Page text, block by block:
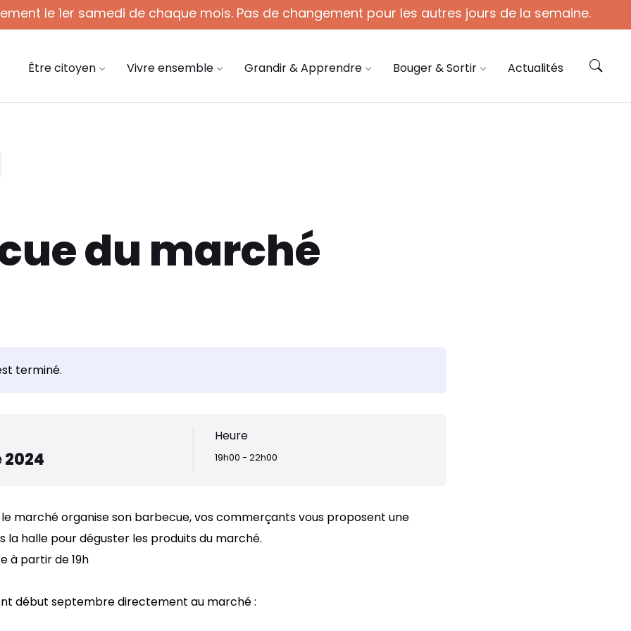
le 1er samedi de chaque mois. Pas de changement pour les autres jours de la semaine.
(1er sam. du mois)
Être citoyen Vivre ensemble Grandir & Apprendre Bouger & Sortir Actualités
du marché
terminé.
Heure
19h00 - 22h00
marché organise son barbecue, vos commerçants vous proposent une
la halle pour déguster les produits du marché.
à partir de 19h
début septembre directement au marché :